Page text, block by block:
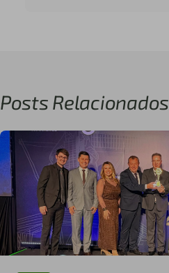
Posts Relacionados